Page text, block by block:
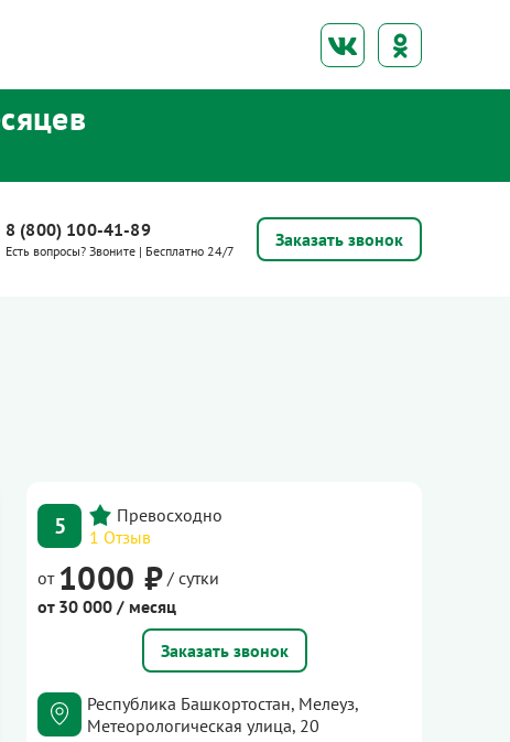
8 (800) 100-41-89
Есть вопросы? Звоните | Бесплатно 24/7
Заказать звонок
5
1 Отзыв
от 1000 ₽/ сутки
от 30 000 / месяц
Заказать звонок
Республика Башкортостан, Мелеуз,
Метеорологическая улица, 20